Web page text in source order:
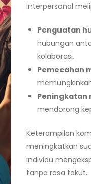
interpersonal
Penguatan
hubungan
kolaborasi.
Pemecahan
Peningkatan
mendorong
Keterampilan
meningkatkan
individu
tanpa rasa takut.